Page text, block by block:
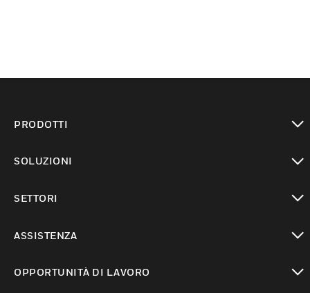
PRODOTTI
SOLUZIONI
SETTORI
ASSISTENZA
OPPORTUNITÀ DI LAVORO